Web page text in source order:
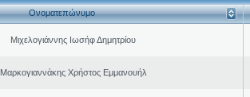
Ονοματεπώνυμο
Μιχελογιάννης Ιωσήφ Δημητρίου
Μαρκογιαννάκης Χρήστος Εμμανουήλ